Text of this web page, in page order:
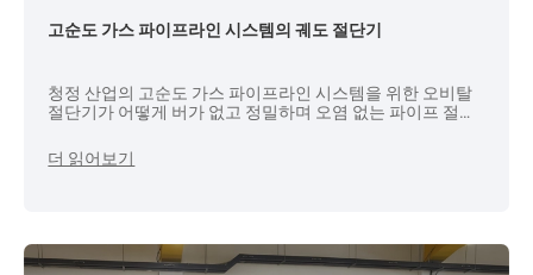
고순도 가스 파이프라인 시스템의 궤도 절단기
청정 산업의 고순도 가스 파이프라인 시스템을 위한 오비탈
절단기가 어떻게 버가 없고 정밀하며 오염 없는 파이프 절단
더 읽어보기